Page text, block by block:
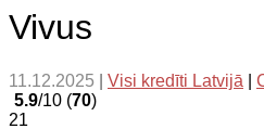
Vivus
11.12.2025 Visi kredīti Latvijā
5.9/10 (70)
21